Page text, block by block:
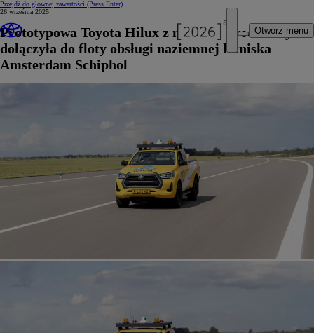
Przejdź do głównej zawartości (Press Enter)
Otwórz menu
26 września 2025
Prototypowa Toyota Hilux z napędem wodorowym
dołączyła do floty obsługi naziemnej lotniska
Amsterdam Schiphol